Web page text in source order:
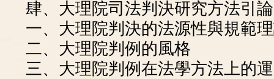
肆、大理院司法判決研究方法引論
一、大理院判決的法源性與規範
二、大理院判例的風格
三、大理院判例在法學方法上的